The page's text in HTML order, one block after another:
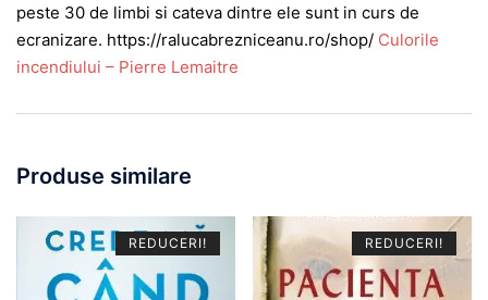
peste 30 de limbi si cateva dintre ele sunt in curs de
ecranizare. https://ralucabrezniceanu.ro/shop/ Culorile
incendiului – Pierre Lemaitre
Produse similare
REDUCERI! REDUCERI!